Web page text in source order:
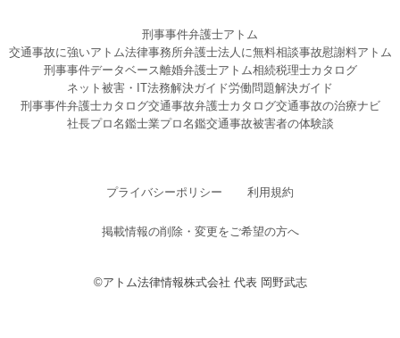
刑事事件弁護士アトム
交通事故に強いアトム法律事務所弁護士法人に無料相談事故慰謝料アトム
刑事事件データベース離婚弁護士アトム相続税理士カタログ
ネット被害・IT法務解決ガイド労働問題解決ガイド
刑事事件弁護士カタログ交通事故弁護士カタログ交通事故の治療ナビ
社長プロ名鑑士業プロ名鑑交通事故被害者の体験談
プライバシーポリシー 利用規約
掲載情報の削除・変更をご希望の方へ
©アトム法律情報株式会社 代表 岡野武志